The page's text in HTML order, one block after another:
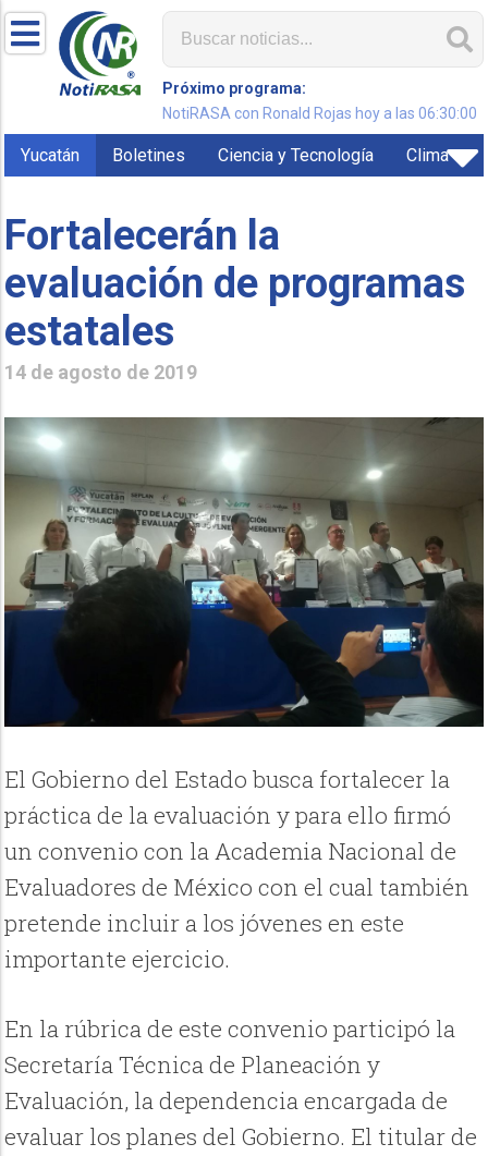
Próximo programa:
NotiRASA con Ronald Rojas hoy a las 06:30:00
Yucatán Boletines Ciencia y Tecnología Clima
Fortalecerán la
evaluación de programas
estatales
14 de agosto de 2019
El Gobierno del Estado busca fortalecer la
práctica de la evaluación y para ello firmó
un convenio con la Academia Nacional de
Evaluadores de México con el cual también
pretende incluir a los jóvenes en este
importante ejercicio.
En la rúbrica de este convenio participó la
Secretaría Técnica de Planeación y
Evaluación, la dependencia encargada de
evaluar los planes del Gobierno. El titular de